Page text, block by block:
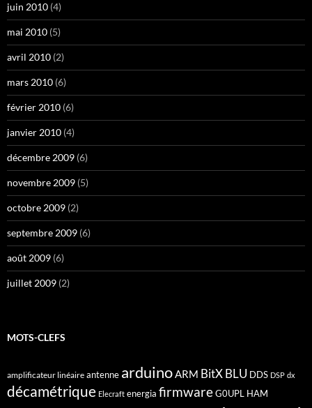
juin 2010 (4)
mai 2010 (5)
avril 2010 (2)
mars 2010 (6)
février 2010 (6)
janvier 2010 (4)
décembre 2009 (6)
novembre 2009 (5)
octobre 2009 (2)
septembre 2009 (6)
août 2009 (6)
juillet 2009 (2)
MOTS-CLEFS
amplificateur linéaire antenne arduinoARM BitX BLU DDS DSP dx
décamétrique Elecraft energia firmwareG0UPL HAM